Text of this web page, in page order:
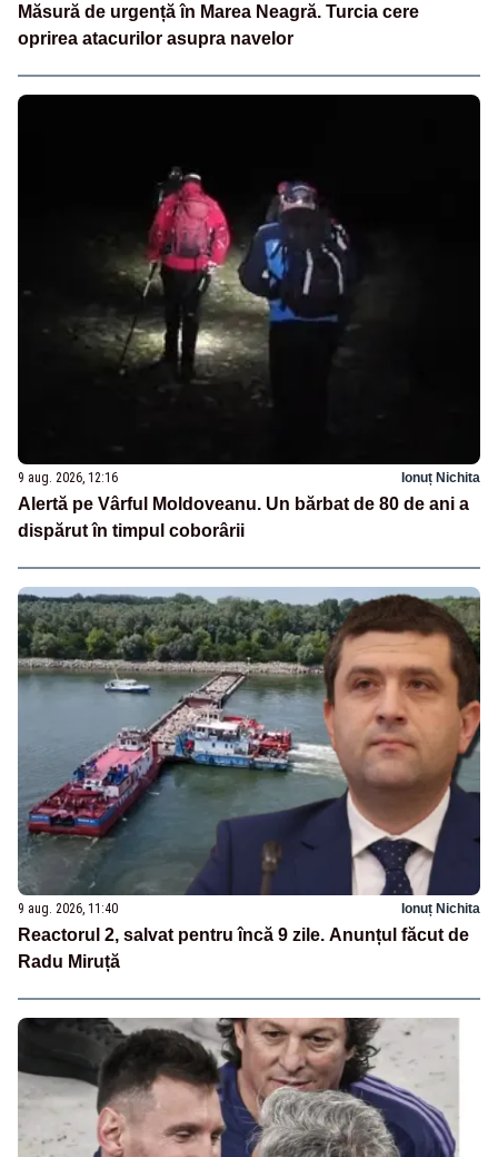
Măsură de urgență în Marea Neagră. Turcia cere
oprirea atacurilor asupra navelor
9 aug. 2026, 12:16 Ionuț Nichita
Alertă pe Vârful Moldoveanu. Un bărbat de 80 de ani a
dispărut în timpul coborârii
9 aug. 2026, 11:40 Ionuț Nichita
Reactorul 2, salvat pentru încă 9 zile. Anunțul făcut de
Radu Miruță